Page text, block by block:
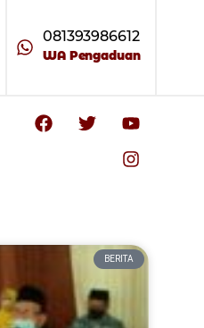
081393986612
WA Pengaduan
BERITA